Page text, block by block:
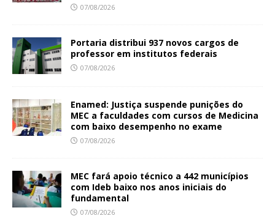
07/08/2026
Portaria distribui 937 novos cargos de
professor em institutos federais
07/08/2026
Enamed: Justiça suspende punições do
MEC a faculdades com cursos de Medicina
com baixo desempenho no exame
07/08/2026
MEC fará apoio técnico a 442 municípios
com Ideb baixo nos anos iniciais do
fundamental
07/08/2026